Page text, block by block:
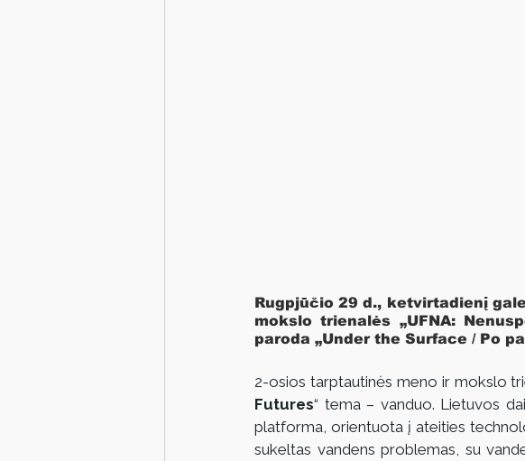
Rugpjūčio 29 d., ketvirtadienį
mokslo trienalės „UFNA:
paroda „Under the Surface / Po
2-osios tarptautinės meno ir mokslo
Futures“ tema – vanduo. Lietuvos
platforma, orientuota į ateities
sukeltas vandens problemas, su